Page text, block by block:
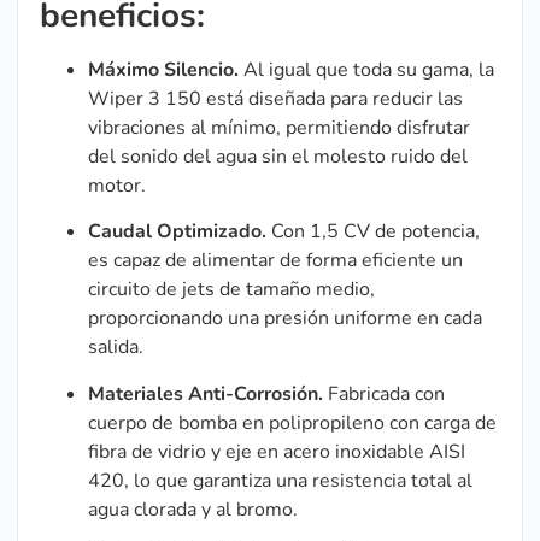
beneficios:
Máximo Silencio. Al igual que toda su gama, la
Wiper 3 150 está diseñada para reducir las
vibraciones al mínimo, permitiendo disfrutar
del sonido del agua sin el molesto ruido del
motor.
Caudal Optimizado. Con 1,5 CV de potencia,
es capaz de alimentar de forma eficiente un
circuito de jets de tamaño medio,
proporcionando una presión uniforme en cada
salida.
Materiales Anti-Corrosión. Fabricada con
cuerpo de bomba en polipropileno con carga de
fibra de vidrio y eje en acero inoxidable AISI
420, lo que garantiza una resistencia total al
agua clorada y al bromo.